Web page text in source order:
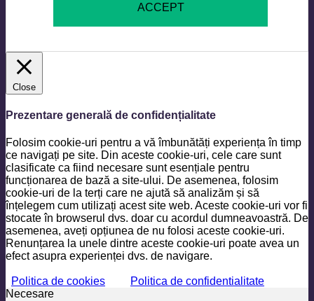
ACCEPT
Close
Prezentare generală de confidențialitate
Folosim cookie-uri pentru a vă îmbunătăți experiența în timp
ce navigați pe site. Din aceste cookie-uri, cele care sunt
clasificate ca fiind necesare sunt esențiale pentru
funcționarea de bază a site-ului. De asemenea, folosim
cookie-uri de la terți care ne ajută să analizăm și să
înțelegem cum utilizați acest site web. Aceste cookie-uri vor fi
stocate în browserul dvs. doar cu acordul dumneavoastră. De
asemenea, aveți opțiunea de nu folosi aceste cookie-uri.
Renunțarea la unele dintre aceste cookie-uri poate avea un
efect asupra experienței dvs. de navigare.
Politica de cookies
Politica de confidentialitate
Necesare